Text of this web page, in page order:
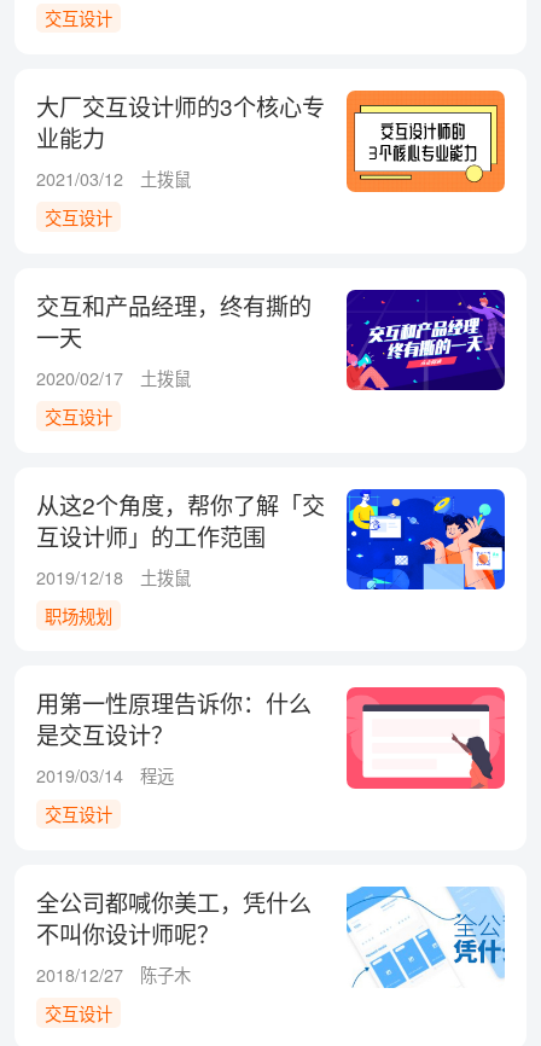
交互设计
大厂交互设计师的3个核心专
业能力
2021/03/12
土拨鼠
交互设计
交互和产品经理，终有撕的
一天
2020/02/17
土拨鼠
交互设计
从这2个角度，帮你了解「交
互设计师」的工作范围
2019/12/18
土拨鼠
职场规划
用第一性原理告诉你：什么
是交互设计？
2019/03/14
程远
交互设计
全公司都喊你美工，凭什么
不叫你设计师呢？
2018/12/27
陈子木
交互设计